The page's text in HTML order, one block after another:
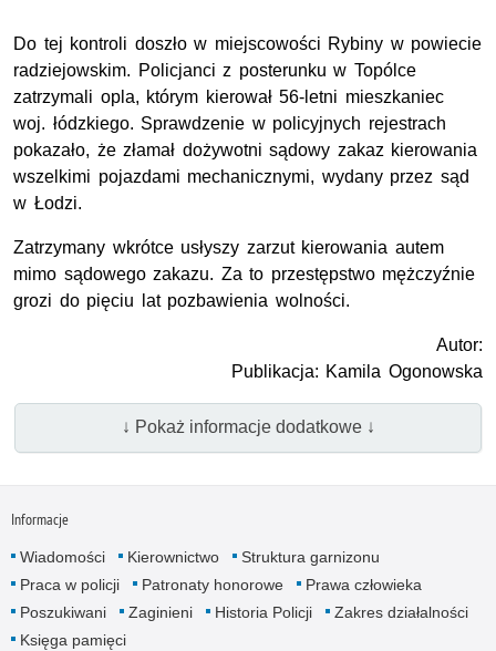
Do tej kontroli doszło w miejscowości Rybiny w powiecie
radziejowskim. Policjanci z posterunku w Topólce
zatrzymali opla, którym kierował 56-letni mieszkaniec
woj. łódzkiego. Sprawdzenie w policyjnych rejestrach
pokazało, że złamał dożywotni sądowy zakaz kierowania
wszelkimi pojazdami mechanicznymi, wydany przez sąd
w Łodzi.
Zatrzymany wkrótce usłyszy zarzut kierowania autem
mimo sądowego zakazu. Za to przestępstwo mężczyźnie
grozi do pięciu lat pozbawienia wolności.
Autor:
Publikacja: Kamila Ogonowska
↓ Pokaż informacje dodatkowe ↓
Informacje
Wiadomości Kierownictwo
Struktura garnizonu
Praca w policji
Patronaty honorowe
Prawa człowieka
Poszukiwani
Zaginieni Historia Policji
Zakres działalności
Księga pamięci